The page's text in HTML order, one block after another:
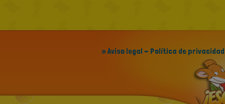
» Aviso legal - Política de privacidad